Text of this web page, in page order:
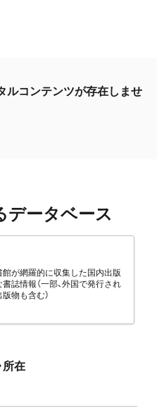
ルコンテンツが存在しませ
データベース
館が網羅的に収集した国内出版
誌情報（一部、外国で発行され
物も含む）
所在